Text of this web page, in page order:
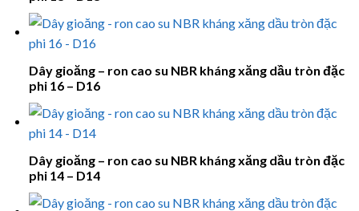
Dây gioăng – ron cao su NBR kháng xăng dầu tròn đặc
phi 16 – D16
Dây gioăng – ron cao su NBR kháng xăng dầu tròn đặc
phi 14 – D14